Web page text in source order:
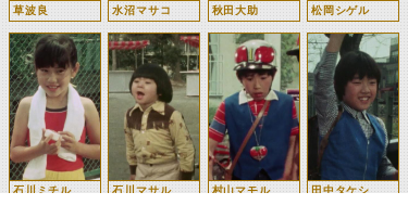
草波良 水沼マサコ 秋田大助 松岡シゲル
石川ミチル 石川マサル 村山マモル 田中タケシ